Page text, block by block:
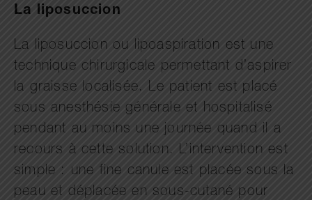
La liposuccion
La liposuccion ou lipoaspiration est une
technique chirurgicale permettant d’aspirer
la graisse localisée. Le patient est placé
sous anesthésie générale et hospitalisé
pendant au moins une journée quand il a
recours à cette solution. L’intervention est
simple : une fine canule est placée sous la
peau et déplacée en sous-cutané pour